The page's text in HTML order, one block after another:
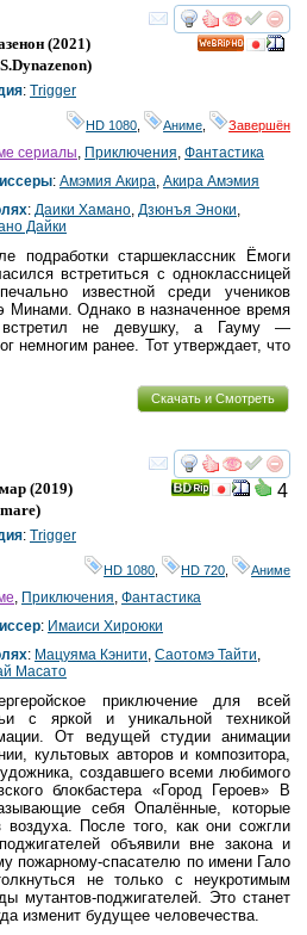
смотреть
(2021)
)
: Trigger
HD 1080 Аниме Завершён
сериалы, Приключения, Фантастика
: Амэмия Акира, Акира Амэмия
: Даики Хамано, Дзюнъя Эноки,
Дайки
подработки старшеклассник Ёмоги
встретиться с одноклассницей
известной среди учеников
Минами. Однако в назначенное время
не девушку, а Гауму —
немногим ранее. Тот утверждает, что
Скачать и Смотреть
смотреть
4
(2019)
)
: Trigger
HD 1080 HD 720 Аниме
Приключения Фантастика
: Имаиси Хироюки
: Мацуяма Кэнити Саотомэ Тайти
Масато
приключение для всей
с яркой и уникальной техникой
От ведущей студии анимации
культовых авторов и композитора,
создавшего всеми любимого
блокбастера «Город Героев» В
себя Опалённые, которые
воздуха. После того, как они сожгли
объявили вне закона и
пожарному-спасателю по имени Гало
не только с неукротимым
мутантов-поджигателей. Это станет
изменит будущее человечества.